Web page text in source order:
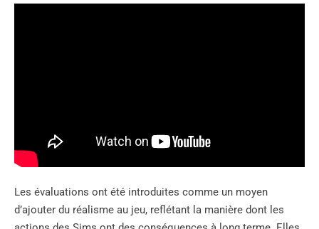
Les évaluations ont été introduites comme un moyen
d’ajouter du réalisme au jeu, reflétant la manière dont les